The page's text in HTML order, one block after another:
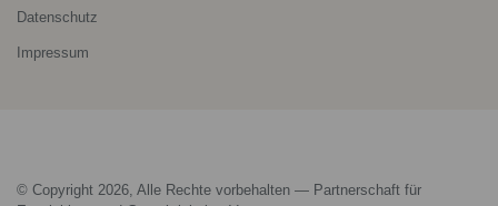
Datenschutz
Impressum
© Copyright 2026, Alle Rechte vorbehalten — Partnerschaft für